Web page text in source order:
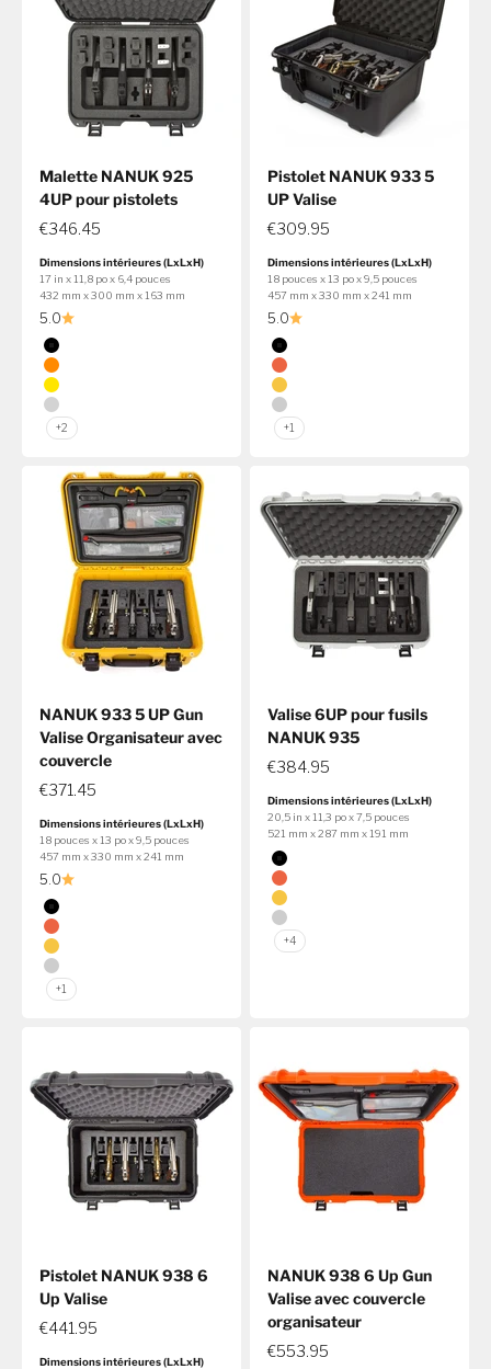
Malette NANUK 925
4UP pour pistolets
€346.45
Dimensions intérieures (LxLxH)
17 in x 11,8 po x 6,4 pouces
432 mm x 300 mm x 163 mm
5.0
Couleur
Noir
Orange
Jaune
Argent
+2
Pistolet NANUK 933 5
UP Valise
€309.95
Dimensions intérieures (LxLxH)
18 pouces x 13 po x 9,5 pouces
457 mm x 330 mm x 241 mm
5.0
Couleur
Noir
Orange
Jaune
Argent
+1
NANUK 933 5 UP Gun
Valise Organisateur avec
couvercle
€371.45
Dimensions intérieures (LxLxH)
18 pouces x 13 po x 9,5 pouces
457 mm x 330 mm x 241 mm
5.0
Couleur
Noir
Orange
Jaune
Argent
+1
Valise 6UP pour fusils
NANUK 935
€384.95
Dimensions intérieures (LxLxH)
20,5 in x 11,3 po x 7,5 pouces
521 mm x 287 mm x 191 mm
Couleur
Noir
Orange
Jaune
Argent
+4
Pistolet NANUK 938 6
Up Valise
€441.95
Dimensions intérieures (LxLxH)
NANUK 938 6 Up Gun
Valise avec couvercle
organisateur
€553.95